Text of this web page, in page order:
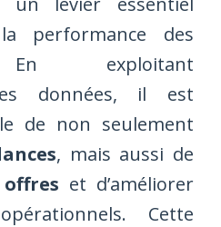
performance des
En exploitant
données, il est
de non seulement
, mais aussi de
offres et d’améliorer
Cette